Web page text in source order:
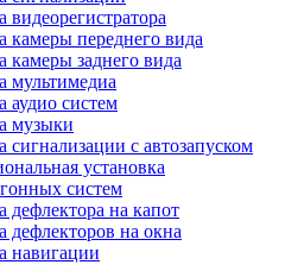
видеорегистратора
камеры переднего вида
камеры заднего вида
мультимедиа
аудио систем
музыки
сигнализации с автозапуском
установка
систем
дефлектора на капот
дефлекторов на окна
навигации